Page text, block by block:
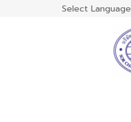
Select Language